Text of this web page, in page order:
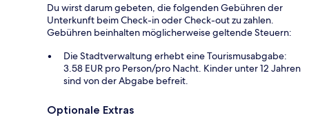
Du wirst darum gebeten, die folgenden Gebühren der
Unterkunft beim Check-in oder Check-out zu zahlen.
Gebühren beinhalten möglicherweise geltende Steuern:
Die Stadtverwaltung erhebt eine Tourismusabgabe:
3.58 EUR pro Person/pro Nacht. Kinder unter 12 Jahren
sind von der Abgabe befreit.
Optionale Extras